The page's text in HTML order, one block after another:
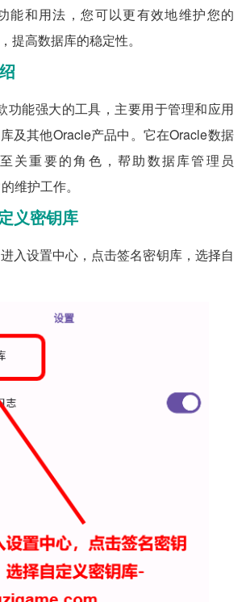
能和用法，您可以更有效地维护您的
提高数据库的稳定性。
功能强大的工具，主要用于管理和应用
及其他Oracle产品中。它在Oracle数据
关重要的角色，帮助数据库管理员
维护工作。
义密钥库
入设置中心，点击签名密钥库，选择自